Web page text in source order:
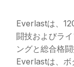
Everlastは、
闘技およびラ
ングと総合格
Everlastは、ボ